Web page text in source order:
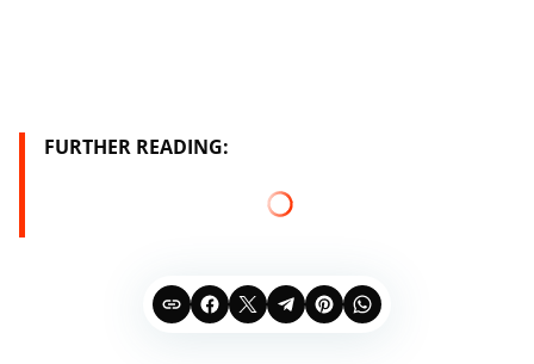
FURTHER READING: